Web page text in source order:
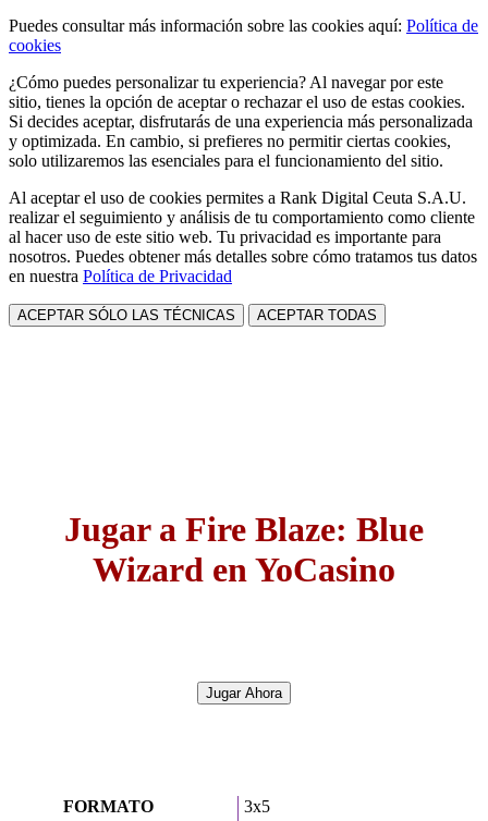
Puedes consultar más información sobre las cookies aquí: Política de
cookies
¿Cómo puedes personalizar tu experiencia? Al navegar por este
sitio, tienes la opción de aceptar o rechazar el uso de estas cookies.
Si decides aceptar, disfrutarás de una experiencia más personalizada
y optimizada. En cambio, si prefieres no permitir ciertas cookies,
solo utilizaremos las esenciales para el funcionamiento del sitio.
Al aceptar el uso de cookies permites a Rank Digital Ceuta S.A.U.
realizar el seguimiento y análisis de tu comportamiento como cliente
al hacer uso de este sitio web. Tu privacidad es importante para
nosotros. Puedes obtener más detalles sobre cómo tratamos tus datos
en nuestra Política de Privacidad
ACEPTAR SÓLO LAS TÉCNICAS ACEPTAR TODAS
Jugar a Fire Blaze: Blue
Wizard en YoCasino
Jugar Ahora
FORMATO
3x5